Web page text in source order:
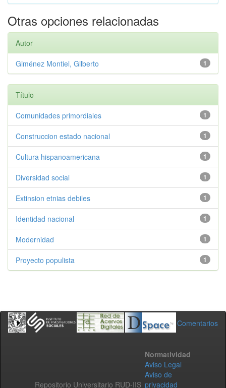
Otras opciones relacionadas
Autor
1
Giménez Montiel, Gilberto
Título
1
Comunidades primordiales
1
Construccion estado nacional
1
Cultura hispanoamericana
1
Diversidad social
1
Extinsion etnias debiles
1
Identidad nacional
1
Modernidad
1
Proyecto populista
Comentarios
Repositorio Universitario RUD-IIS
Normatividad
Aviso Legal
Aviso de
privacidad